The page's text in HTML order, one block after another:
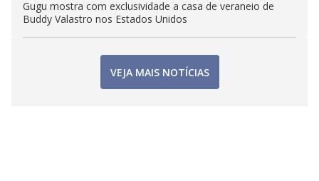
Gugu mostra com exclusividade a casa de veraneio de
Buddy Valastro nos Estados Unidos
VEJA MAIS NOTÍCIAS